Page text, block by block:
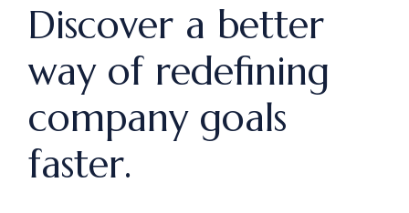
Discover a better
way of redefining
company goals
faster.